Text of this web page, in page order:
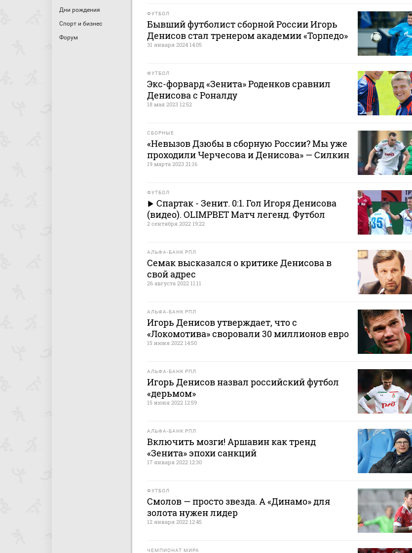
Дни рождения
Спорт и бизнес
Форум
ФУТБОЛ
Бывший футболист сборной России Игорь
Денисов стал тренером академии «Торпедо»
31 января 2024 14:05
ФУТБОЛ
Экс-форвард «Зенита» Роденков сравнил
Денисова с Роналду
18 мая 2023 12:52
СБОРНЫЕ
«Невызов Дзюбы в сборную России? Мы уже
проходили Черчесова и Денисова» — Силкин
19 марта 2023 21:16
ФУТБОЛ
Спартак - Зенит. 0:1. Гол Игоря Денисова
(видео). OLIMPBET Матч легенд. Футбол
2 сентября 2022 19:22
АЛЬФА-БАНК РПЛ
Семак высказался о критике Денисова в
свой адрес
26 августа 2022 11:11
АЛЬФА-БАНК РПЛ
Игорь Денисов утверждает, что с
«Локомотива» своровали 30 миллионов евро
15 июня 2022 14:50
АЛЬФА-БАНК РПЛ
Игорь Денисов назвал российский футбол
«дерьмом»
15 июня 2022 12:59
АЛЬФА-БАНК РПЛ
Включить мозги! Аршавин как тренд
«Зенита» эпохи санкций
17 января 2022 12:30
ФУТБОЛ
Смолов — просто звезда. А «Динамо» для
золота нужен лидер
12 января 2022 12:45
ЧЕМПИОНАТ МИРА